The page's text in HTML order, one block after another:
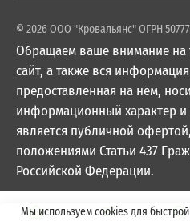
© 2026 ООО "Кровальянс" ОГРН
Обращаем ваше внимание на
сайт, а также вся
предоставленная на нём,
информационный характер и
является публичной
положениями Статьи 437
Российской Федерации.
Мы используем cookies для